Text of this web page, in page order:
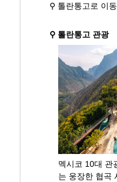
⚲ 톨란통고로 이
⚲ 톨란통고 관광
멕시코 10대 관
는 웅장한 협곡